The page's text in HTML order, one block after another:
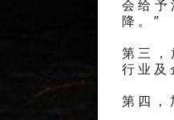
会给
降。”
第三
行业
第四，